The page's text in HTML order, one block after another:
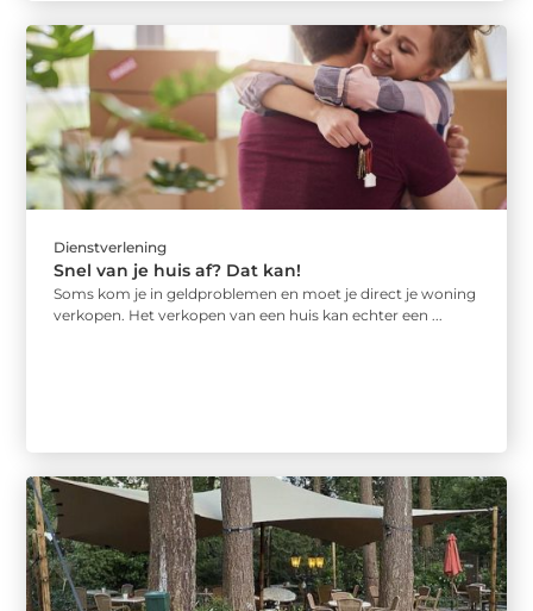
Dienstverlening
Snel van je huis af? Dat kan!
Soms kom je in geldproblemen en moet je direct je woning
verkopen. Het verkopen van een huis kan echter een ...